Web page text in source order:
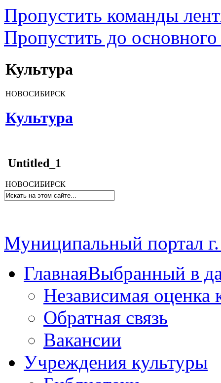
Пропустить команды
Пропустить до основного
Культура
НОВОСИБИРСК
Культура
Untitled_1
НОВОСИБИРСК
Муниципальный портал
ГлавнаяВыбранный в
Независимая оценка
Обратная связь
Вакансии
Учреждения культуры